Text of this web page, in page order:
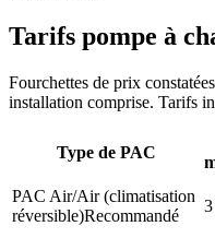
Tarifs pompe à
Fourchettes de prix
installation comprise. Tarifs
Type de PAC
PAC Air/Air (climatisation
réversible)Recommandé